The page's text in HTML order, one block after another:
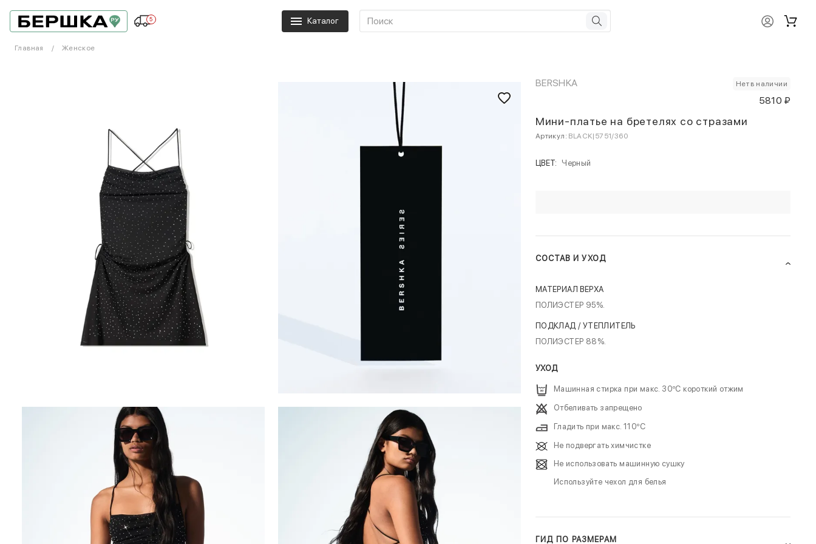
5 Каталог
Главная Женское
BERSHKA Нет в наличии
5810 ₽
Мини-платье на бретелях со стразами
Артикул: BLACK|5751/360
ЦВЕТ: Черный
СОСТАВ И УХОД
МАТЕРИАЛ ВЕРХА
ПОЛИЭСТЕР 95%.
ПОДКЛАД / УТЕПЛИТЕЛЬ
ПОЛИЭСТЕР 88%.
УХОД
Машинная стирка при макс. 30ºC короткий отжим
Отбеливать запрещено
Гладить при макс. 110ºC
Не подвергать химчистке
Не использовать машинную сушку
Используйте чехол для белья
ГИД ПО РАЗМЕРАМ